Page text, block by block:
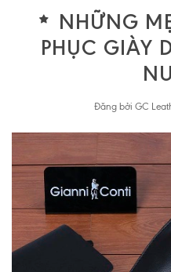
NHỮNG
PHỤC GIÀY
Đăng bởi GC